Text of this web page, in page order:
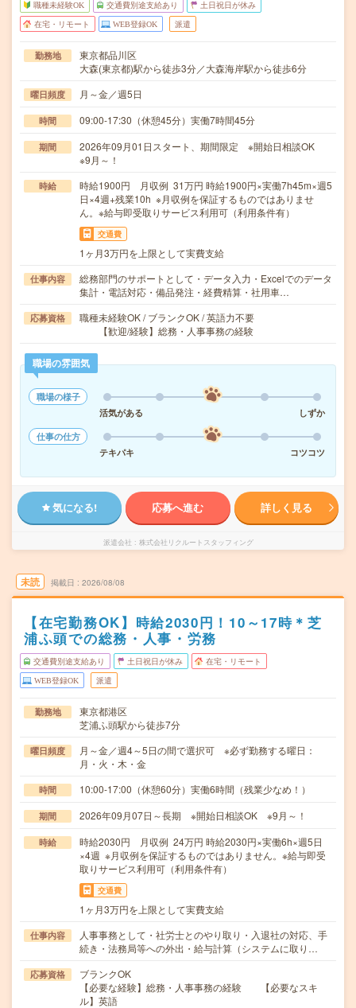
職種未経験OK 交通費別途支給あり 土日祝日が休み
在宅・リモート WEB登録OK 派遣
勤務地
東京都品川区
大森(東京都)駅から徒歩3分／大森海岸駅から徒歩6分
曜日頻度 月～金／週5日
時間 09:00-17:30（休憩45分）実働7時間45分
期間
2026年09月01日スタート、期間限定 ※開始日相談OK
※9月～！
時給
時給1900円 月収例 31万円 時給1900円×実働7h45m×週5
日×4週+残業10h ※月収例を保証するものではありませ
ん。※給与即受取りサービス利用可（利用条件有）
交通費
1ヶ月3万円を上限として実費支給
仕事内容
総務部門のサポートとして・データ入力・Excelでのデータ
集計・電話対応・備品発注・経費精算・社用車…
応募資格
職種未経験OK / ブランクOK / 英語力不要
【歓迎/経験】総務・人事事務の経験
職場の雰囲気
職場の様子
活気がある
しずか
仕事の仕方
テキパキ
コツコツ
気になる! 応募へ進む 詳しく見る
派遣会社 株式会社リクルートスタッフィング
未読 掲載日 2026/08/08
【在宅勤務OK】時給2030円！10～17時＊芝
浦ふ頭での総務・人事・労務
交通費別途支給あり 土日祝日が休み 在宅・リモート
WEB登録OK 派遣
勤務地
東京都港区
芝浦ふ頭駅から徒歩7分
曜日頻度
月～金／週4～5日の間で選択可 ※必ず勤務する曜日：
月・火・木・金
時間 10:00-17:00（休憩60分）実働6時間（残業少なめ！）
期間 2026年09月07日～長期 ※開始日相談OK ※9月～！
時給
時給2030円 月収例 24万円 時給2030円×実働6h×週5日
×4週 ※月収例を保証するものではありません。※給与即受
取りサービス利用可（利用条件有）
交通費
1ヶ月3万円を上限として実費支給
仕事内容
人事事務として・社労士とのやり取り・入退社の対応、手
続き・法務局等への外出・給与計算（システムに取り…
応募資格
ブランクOK
【必要な経験】総務・人事事務の経験 【必要なスキ
ル】英語